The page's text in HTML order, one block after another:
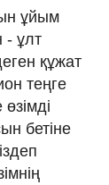
ұйым
- ұлт
құжат
теңге
бетіне